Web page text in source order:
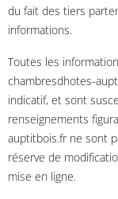
du fait des tiers
informations.
Toutes les
chambresdhotes-
indicatif, et sont
renseignements
auptitbois.fr ne sont
réserve de
mise en ligne.